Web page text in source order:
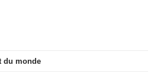
du monde